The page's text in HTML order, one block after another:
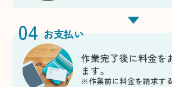
04 お支払い
作業完了後に料金を
ます。
※作業前に料金を請求す